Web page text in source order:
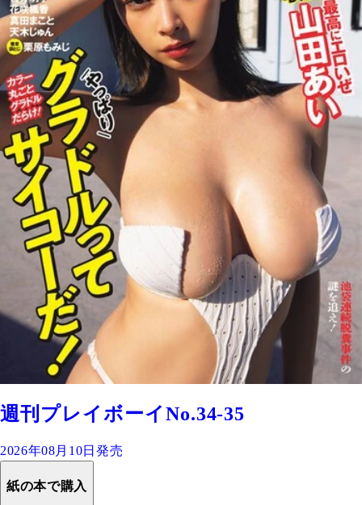
週刊プレイボーイNo.34-35
2026年08月10日発売
紙の本で購入